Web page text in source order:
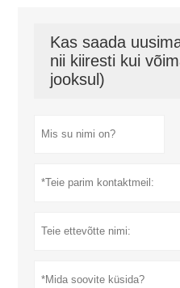
Kas saada
nii kiiresti kui
jooksul)